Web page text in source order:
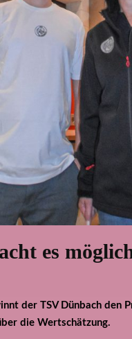
es
der TSV Dünbach den
die Wertschätzung.